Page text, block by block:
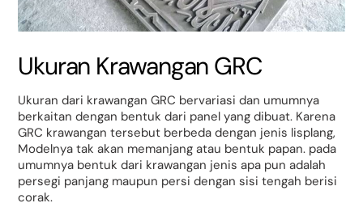
Ukuran Krawangan GRC
Ukuran dari krawangan GRC bervariasi dan umumnya
berkaitan dengan bentuk dari panel yang dibuat. Karena
GRC krawangan tersebut berbeda dengan jenis lisplang,
Modelnya tak akan memanjang atau bentuk papan. pada
umumnya bentuk dari krawangan jenis apa pun adalah
persegi panjang maupun persi dengan sisi tengah berisi
corak.